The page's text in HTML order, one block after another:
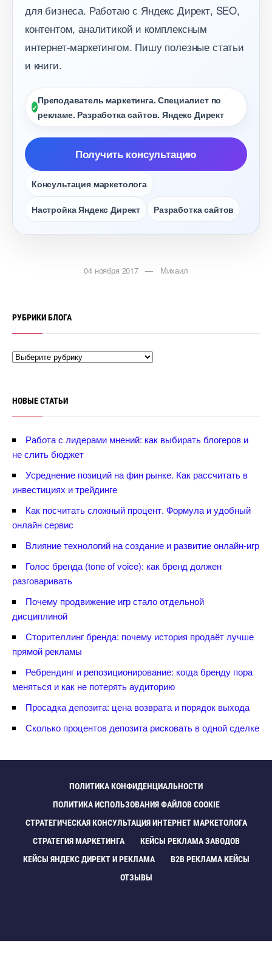
для бизнеса. Работаю с Яндекс Директ, SEO,
контентом, аналитикой и комплексным
интернет-маркетингом. Пишу полезные статьи
и книги.
Преподаватель маркетинга. Специалист по
рекламе. Разработка сайтов. Яндекс Директ
Получить консультацию
Консультация маркетолога
Настройка Яндекс Директ Разработка сайто
04 ноября 2017 — Михаил
РУБРИКИ БЛОГА
НОВЫЕ СТАТЬИ
Работа с лидерами мнений: как выбирать блогеров и
не слить бюджет
Усреднение позиций на фин рынке. Как рассчитать
инвестициях и трейдинге
Как посчитать сложный процент. Формула и удобный
онлайн сервис
лияние технологий на создание и развитие онлайн-игр
Голос бренда (tone of voice): как бренд должен
разговаривать
Почему продвижение игр стало отдельной
дисциплиной
Сторителлинг бренда: почему история продаёт лучше
прямой рекламы
Ребрендинг и репозиционирование: когда бренду пора
меняться и как не потерять аудиторию
Просадка депозита: цена возврата и порядок выхода
Сколько процентов депозита рисковать в одной сделке
ПОЛИТИКА КОНФИДЕНЦИАЛЬНОСТИ
ПОЛИТИКА ИСПОЛЬЗОВАНИЯ ФАЙЛОВ COOKIE
СТРАТЕГИЧЕСКАЯ КОНСУЛЬТАЦИЯ ИНТЕРНЕТ МАРКЕТОЛОГА
СТРАТЕГИЯ МАРКЕТИНГА
КЕЙСЫ РЕКЛАМА ЗАВОДО
КЕЙСЫ ЯНДЕКС ДИРЕКТ И РЕКЛАМА
B2B РЕКЛАМА КЕЙСЫ
ОТЗЫВЫ